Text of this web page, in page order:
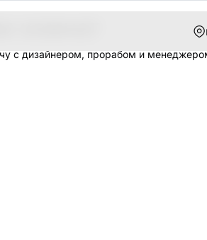
с дизайнером, прорабом и